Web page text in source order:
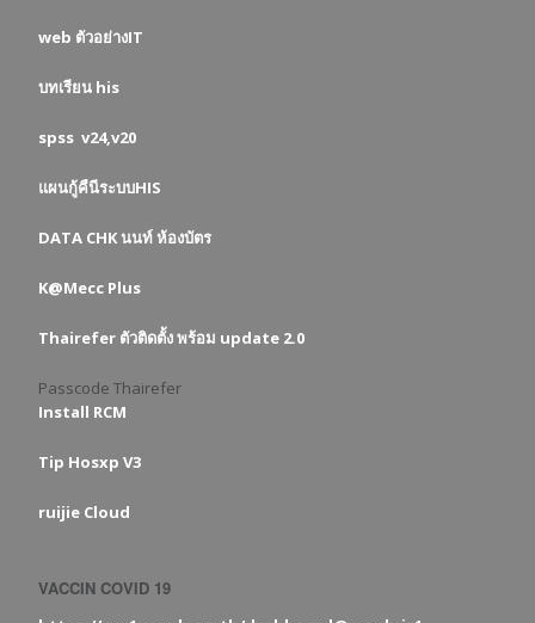
web ตัวอย่างIT
บทเรียน his
spss v24,v20
แผนกู้คืนีระบบHIS
DATA CHK นนท์ ห้องบัตร
K@Mecc Plus
Thairefer ตัวติดตั้ง พร้อม update 2.0
Passcode Thairefer
Install RCM
Tip Hosxp V3
ruijie Cloud
VACCIN COVID 19